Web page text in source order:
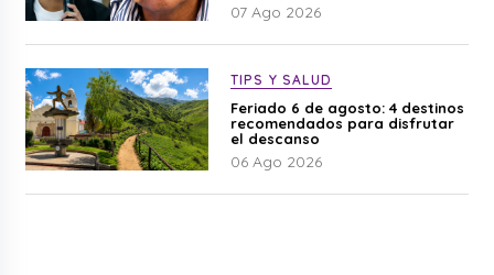
07 Ago 2026
TIPS Y SALUD
Feriado 6 de agosto: 4 destinos
recomendados para disfrutar
el descanso
06 Ago 2026